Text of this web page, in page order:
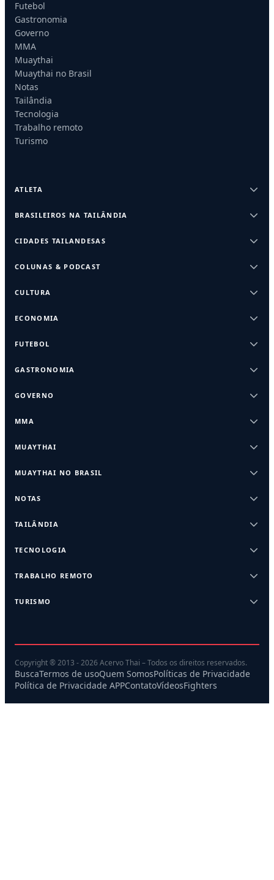
Futebol
Gastronomia
Governo
MMA
Muaythai
Muaythai no Brasil
Notas
Tailândia
Tecnologia
Trabalho remoto
Turismo
ATLETA
BRASILEIROS NA TAILÂNDIA
CIDADES TAILANDESAS
COLUNAS & PODCAST
CULTURA
ECONOMIA
FUTEBOL
GASTRONOMIA
GOVERNO
MMA
MUAYTHAI
MUAYTHAI NO BRASIL
NOTAS
TAILÂNDIA
TECNOLOGIA
TRABALHO REMOTO
TURISMO
Copyright ® 2013 - 2026 Acervo Thai – Todos os direitos reservados.
BuscaTermos de usoQuem SomosPolíticas de Privacidade
Política de Privacidade APPContatoVídeosFighters